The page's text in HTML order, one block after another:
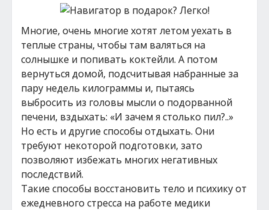
Многие, очень многие хотят летом уехать в
теплые страны, чтобы там валяться на
солнышке и попивать коктейли. А потом
вернуться домой, подсчитывая набранные за
пару недель килограммы и, пытаясь
выбросить из головы мысли о подорванной
печени, вздыхать: «И зачем я столько пил?..»
Но есть и другие способы отдыхать. Они
требуют некоторой подготовки, зато
позволяют избежать многих негативных
последствий.
Такие способы восстановить тело и психику от
ежедневного стресса на работе медики